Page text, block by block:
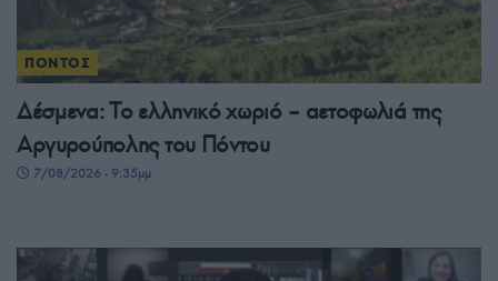
ΠΟΝΤΟΣ
Δέσμενα: Το ελληνικό χωριό – αετοφωλιά της
Αργυρούπολης του Πόντου
7/08/2026 - 9:35μμ